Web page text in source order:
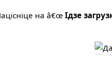
на â€œ Ідзе